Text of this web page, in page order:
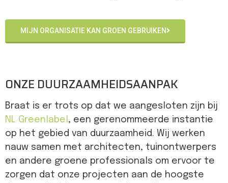
MIJN ORGANISATIE KAN GROEN GEBRUIKEN
ONZE DUURZAAMHEIDSAANPAK
Braat is er trots op dat we aangesloten zijn bij
NL Greenlabel , een gerenommeerde instantie
op het gebied van duurzaamheid. Wij werken
nauw samen met architecten, tuinontwerpers
en andere groene professionals om ervoor te
zorgen dat onze projecten aan de hoogste